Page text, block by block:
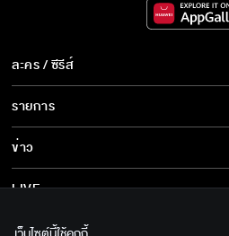
ละคร / ซีรีส์
ละคร/ซีรีส์
ซีรีส์นานาชาติ
การ์ตูน & เกม
รายการ
รายการทั้งหมด
ข่าว
ข่าวทั้งหมด
LIVE
เกี่ยวกับเรา